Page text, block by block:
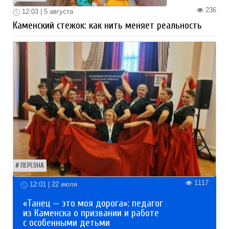
236
12:03 | 5 августа
Каменский стежок: как нить меняет реальность
ПЕРСОНА
12:01 | 22 июля 1117
«Танец — это моя дорога»: педагог
из Каменска о призвании и работе
с особенными детьми